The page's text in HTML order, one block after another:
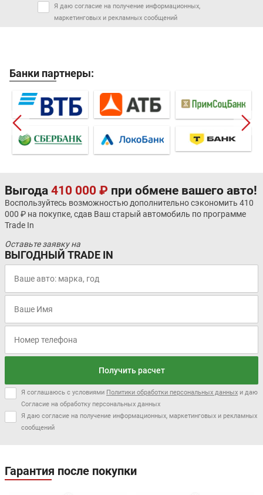
Я даю согласие на получение информационных,
маркетинговых и рекламных сообщений
Банки партнеры:
Выгода 410 000 ₽ при обмене вашего авто!
Воспользуйтесь возможностью дополнительно сэкономить 410
000 ₽ на покупке, сдав Ваш старый автомобиль по программе
Trade In
Оставьте заявку на
ВЫГОДНЫЙ TRADE IN
Получить расчет
Я соглашаюсь с условиями Политики обработки персональных данных и даю
Согласие на обработку персональных данных
Я даю согласие на получение информационных, маркетинговых и рекламных
сообщений
Гарантия после покупки